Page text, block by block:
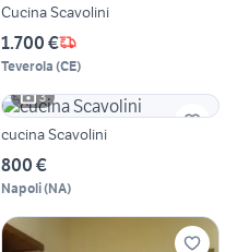
Cucina Scavolini
1.700 €
Teverola (CE)
3
cucina Scavolini
800 €
Napoli(NA)